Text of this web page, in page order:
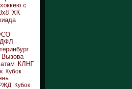
с
ХК
Вызова
КЛНГ
Кубок
Кубок